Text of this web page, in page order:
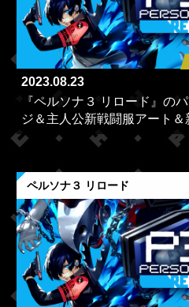
2023.08.23
『ペルソナ３ リロード』の
ジ＆主人公新戦闘服アート＆
ペルソナ３ リロード